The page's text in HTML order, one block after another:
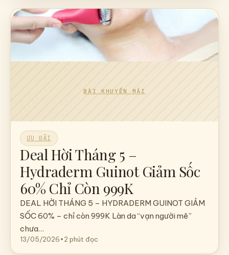
ƯU ĐÃI
Deal Hời Tháng 5 –
Hydraderm Guinot Giảm Sốc
60% Chỉ Còn 999K
DEAL HỜI THÁNG 5 – HYDRADERM GUINOT GIẢM
SỐC 60% – chỉ còn 999K Làn da “vạn người mê”
chưa…
13/05/2026•2 phút đọc